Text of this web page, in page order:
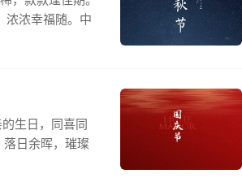
浓浓幸福随。中
生日，同喜同
日余晖，璀璨